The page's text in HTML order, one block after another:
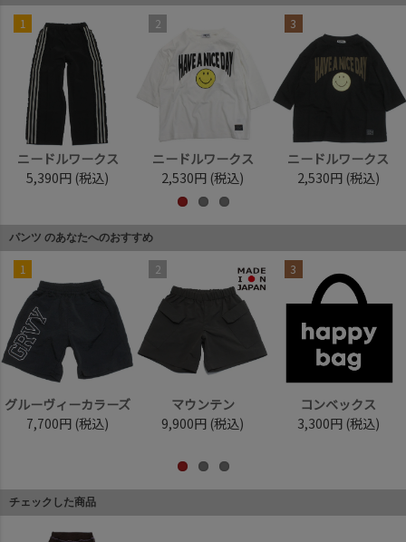
1
ニードルワークス
5,390円 (税込)
2
ニードルワークス
2,530円 (税込)
3
ニードルワークス
2,530円 (税込)
パンツ のあなたへのおすすめ
1
グルーヴィーカラーズ
7,700円 (税込)
2
マウンテン
9,900円 (税込)
3
コンベックス
3,300円 (税込)
チェックした商品